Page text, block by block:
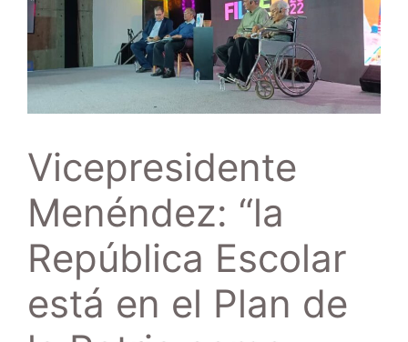
Vicepresidente
Menéndez: “la
República Escolar
está en el Plan de